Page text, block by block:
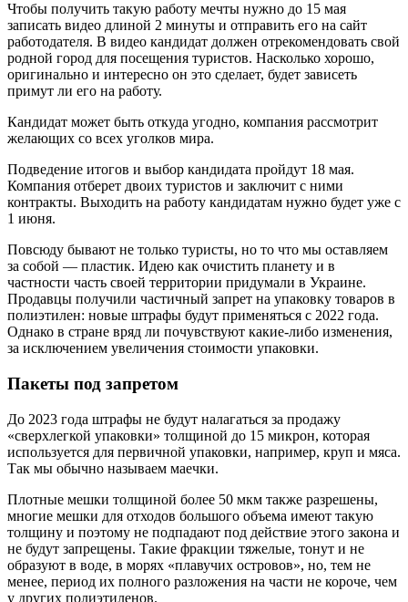
Чтобы получить такую работу мечты нужно до 15 мая
записать видео длиной 2 минуты и отправить его на сайт
работодателя. В видео кандидат должен отрекомендовать свой
родной город для посещения туристов. Насколько хорошо,
оригинально и интересно он это сделает, будет зависеть
примут ли его на работу.
Кандидат может быть откуда угодно, компания рассмотрит
желающих со всех уголков мира.
Подведение итогов и выбор кандидата пройдут 18 мая.
Компания отберет двоих туристов и заключит с ними
контракты. Выходить на работу кандидатам нужно будет уже с
1 июня.
Повсюду бывают не только туристы, но то что мы оставляем
за собой — пластик. Идею как очистить планету и в
частности часть своей территории придумали в Украине.
Продавцы получили частичный запрет на упаковку товаров в
полиэтилен: новые штрафы будут применяться с 2022 года.
Однако в стране вряд ли почувствуют какие-либо изменения,
за исключением увеличения стоимости упаковки.
Пакеты под запретом
До 2023 года штрафы не будут налагаться за продажу
«сверхлегкой упаковки» толщиной до 15 микрон, которая
используется для первичной упаковки, например, круп и мяса.
Так мы обычно называем маечки.
Плотные мешки толщиной более 50 мкм также разрешены,
многие мешки для отходов большого объема имеют такую
толщину и поэтому не подпадают под действие этого закона и
не будут запрещены. Такие фракции тяжелые, тонут и не
образуют в воде, в морях «плавучих островов», но, тем не
менее, период их полного разложения на части не короче, чем
у других полиэтиленов.